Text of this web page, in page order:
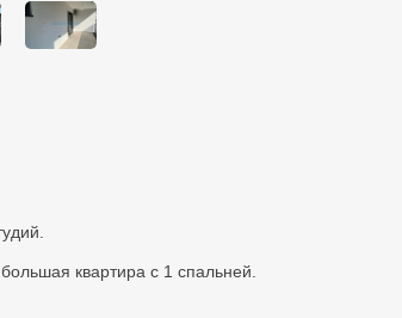
квартира с 1 спальней.